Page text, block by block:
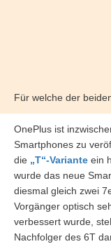
Für welche der
OnePlus ist
Smartphones zu
die „T“-Variante ein
wurde das neue
diesmal gleich zwei
Vorgänger optisch
verbessert wurde,
Nachfolger des 6T